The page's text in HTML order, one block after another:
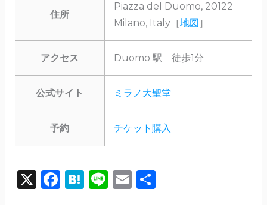
住所
Piazza del Duomo, 20122
Milano, Italy［地図］
アクセス Duomo 駅 徒歩1分
公式サイト ミラノ大聖堂
予約 チケット購入
F
E
Li
H
X
共